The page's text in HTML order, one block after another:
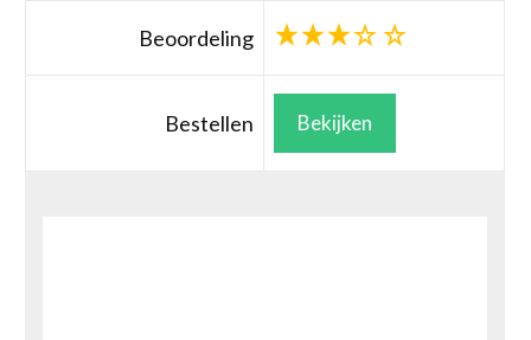
Beoordeling
Bestellen Bekijken